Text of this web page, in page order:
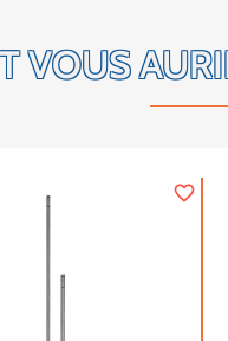
VOUS
favorite_border